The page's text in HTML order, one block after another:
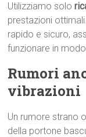
Utilizziamo solo
prestazioni
rapido e sicuro,
funzionare in
Rumori
vibrazioni
Un rumore strano
della portone